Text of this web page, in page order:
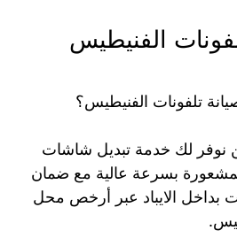
الفنيطيس
تلفونات الفنيطيس؟
لك خدمة تبديل شاشات
المشعورة بسرعة عالية مع ضمان
بداخل الايباد عبر أرخص محل